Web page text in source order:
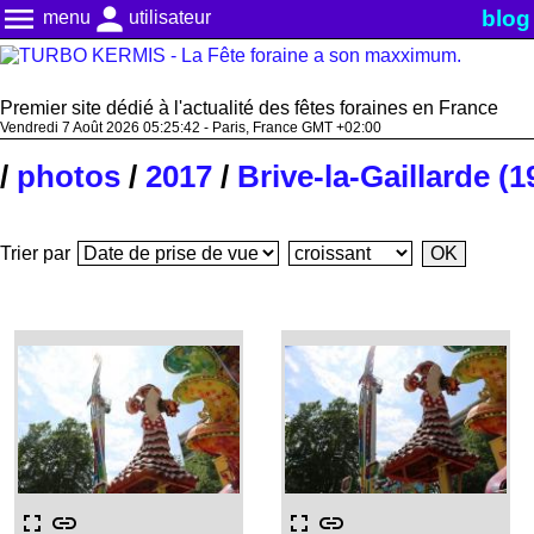
menu menu person utilisateur blog
Premier site dédié à l'actualité des fêtes foraines en France
Vendredi 7 Août 2026 05:25:42 - Paris, France GMT +02:00
/ photos / 2017 / Brive-la-Gaillarde
Trier par
fullscreen link fullscreen link